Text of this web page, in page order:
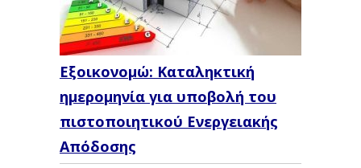
Εξοικονομώ: Καταληκτική
ημερομηνία για υποβολή του
πιστοποιητικού Ενεργειακής
Απόδοσης